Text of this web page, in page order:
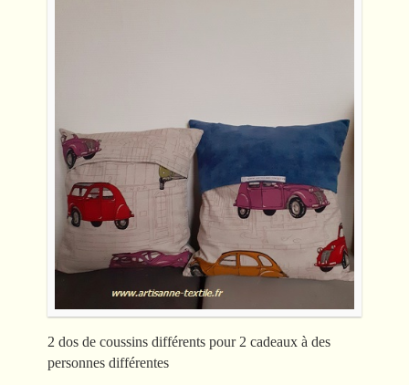
2 dos de coussins différents pour 2 cadeaux à des
personnes différentes